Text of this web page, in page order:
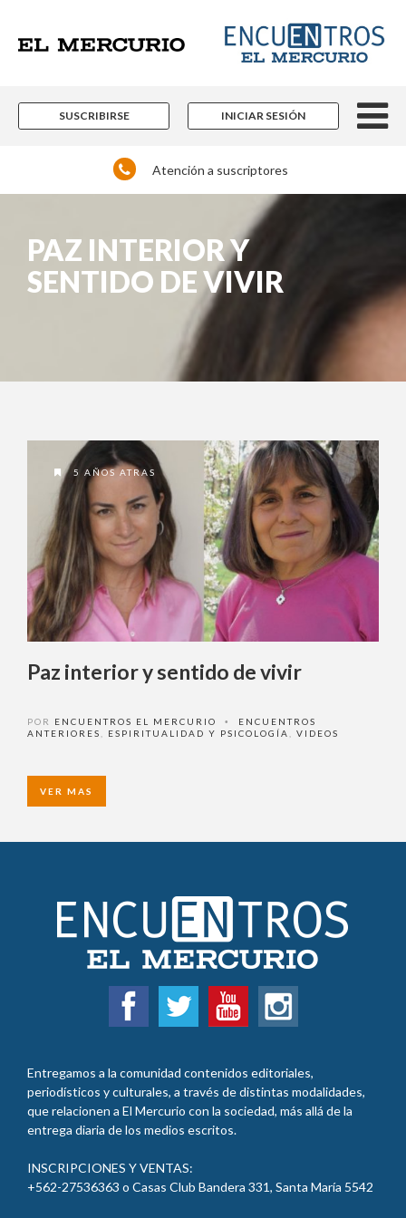
SUSCRIBIRSE INICIAR SESIÓN
Atención a suscriptores
PAZ INTERIOR Y
SENTIDO DE VIVIR
5 AÑOS ATRAS
Paz interior y sentido de vivir
POR ENCUENTROS EL MERCURIO •
ENCUENTROS
ANTERIORES
ESPIRITUALIDAD Y PSICOLOGÍA VIDEOS
VER MAS
Entregamos a la comunidad contenidos editoriales,
periodísticos y culturales, a través de distintas modalidades,
que relacionen a El Mercurio con la sociedad, más allá de la
entrega diaria de los medios escritos.
INSCRIPCIONES Y VENTAS:
+562-27536363 o Casas Club Bandera 331, Santa María 5542